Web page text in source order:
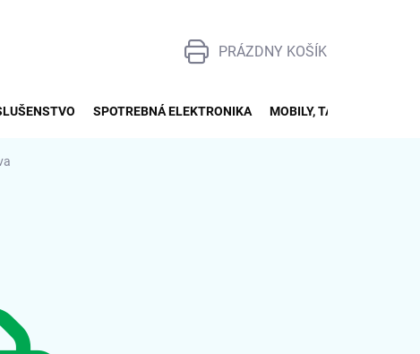
NÁKUPNÝ
PRÁZDNY KOŠÍK
SPOTREBNÁ ELEKTRONIKA MOBILY, TABLETY, SMART